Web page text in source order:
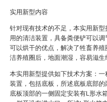
实用新型内容
针对现有技术的不足，本实用新
用的清洁装置，具备粪便铲可以
可以烘干的优点，解决了牲畜养
洁养殖圈后，地面潮湿，容易滋生
本实用新型提供如下技术方案：
装置，包括底板，所述底板底部
底板顶部的一侧固定安装有L形水